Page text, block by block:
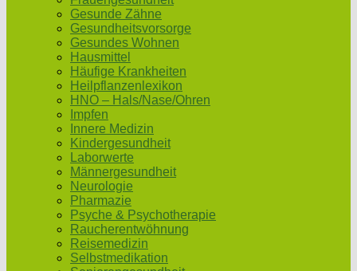
Gesunde Zähne
Gesundheitsvorsorge
Gesundes Wohnen
Hausmittel
Häufige Krankheiten
Heilpflanzenlexikon
HNO – Hals/Nase/Ohren
Impfen
Innere Medizin
Kindergesundheit
Laborwerte
Männergesundheit
Neurologie
Pharmazie
Psyche & Psychotherapie
Raucherentwöhnung
Reisemedizin
Selbstmedikation